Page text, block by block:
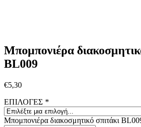
Μπομπονιέρα
BL009
€5,30
ΕΠΙΛΟΓΕΣ *
Μπομπονιέρα διακοσμητικό σπιτάκι